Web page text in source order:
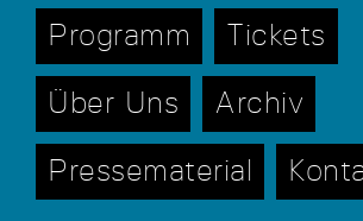
Programm Tickets
Über Uns Archiv
Pressematerial